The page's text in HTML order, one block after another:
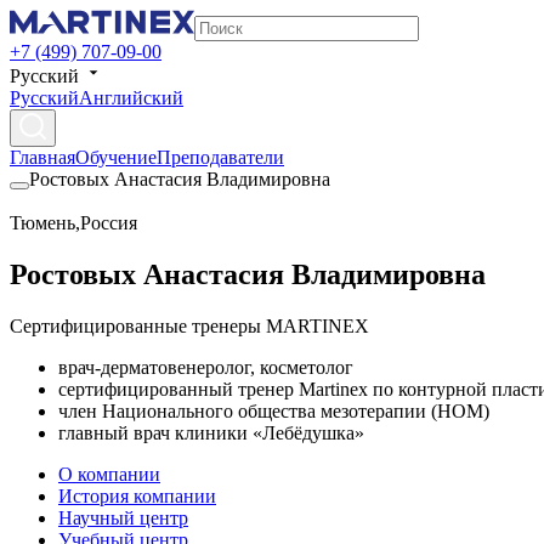
+7 (499) 707-09-00
Русский
РусскийАнглийский
ГлавнаяОбучениеПреподаватели
Ростовых Анастасия Владимировна
Тюмень,Россия
Ростовых Анастасия Владимировна
Сертифицированные тренеры MARTINEX
врач-дерматовенеролог, косметолог
сертифицированный тренер Martinex по контурной
член Национального общества мезотерапии (НОМ)
главный врач клиники «Лебёдушка»
О компании
История компании
Научный центр
Учебный центр